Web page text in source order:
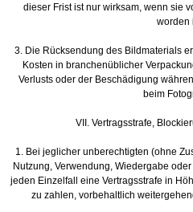
dieser Frist ist nur wirksam, wenn sie
worden
3. Die Rücksendung des Bildmaterials
Kosten in branchenüblicher
Verlusts oder der Beschädigung
beim
VII. Vertragsstrafe,
1. Bei jeglicher unberechtigten (ohne
Nutzung, Verwendung, Wiedergabe
jeden Einzelfall eine Vertragsstrafe in
zu zahlen, vorbehaltlich